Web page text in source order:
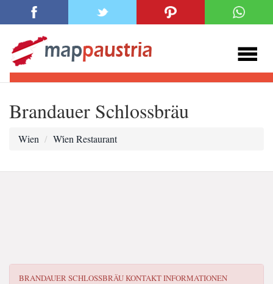
Brandauer Schlossbräu
Wien Wi̇en Restaurant
BRANDAUER SCHLOSSBRÄUKONTAKT INFORMATIONEN